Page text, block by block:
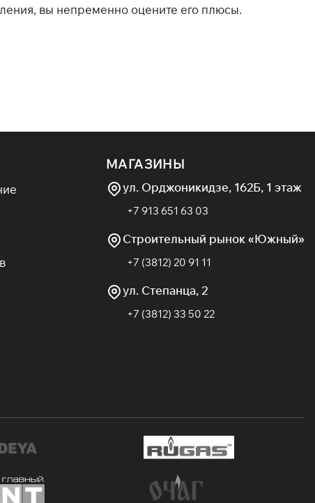
вы непременно оцените его плюсы.
всегда с вами.
по городу и области. Мы подберем модель под
МАГАЗИНЫ
ул. Орджоникидзе, 162Б, 1 этаж
+7 913 651 63 03
Строительный рынок «Южный»
+7 (3812) 20 91 11
ул. Степанца, 2
+7 (3812) 33 50 22